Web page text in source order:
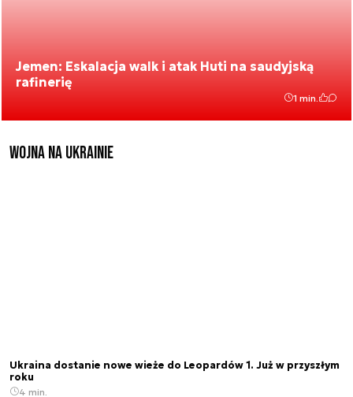
Jemen: Eskalacja walk i atak Huti na saudyjską
rafinerię
1 min.
Wojna na Ukrainie
Ukraina dostanie nowe wieże do Leopardów 1. Już w przyszłym
roku
4 min.